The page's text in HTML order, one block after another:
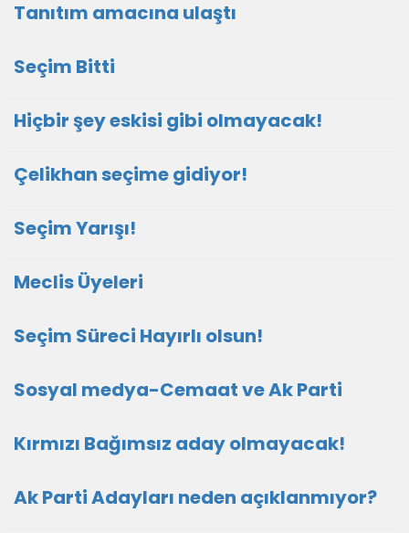
Tanıtım amacına ulaştı
Seçim Bitti
Hiçbir şey eskisi gibi olmayacak!
Çelikhan seçime gidiyor!
Seçim Yarışı!
Meclis Üyeleri
Seçim Süreci Hayırlı olsun!
Sosyal medya-Cemaat ve Ak Parti
Kırmızı Bağımsız aday olmayacak!
Ak Parti Adayları neden açıklanmıyor?